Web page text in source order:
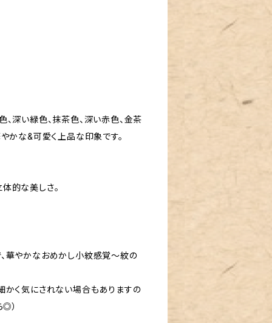
深い緑色、抹茶色、深い赤色、金茶
かな&可愛く上品な印象です。
的な美しさ。
華やかなおめかし小紋感覚〜紋の
かく気にされない場合もありますの
）